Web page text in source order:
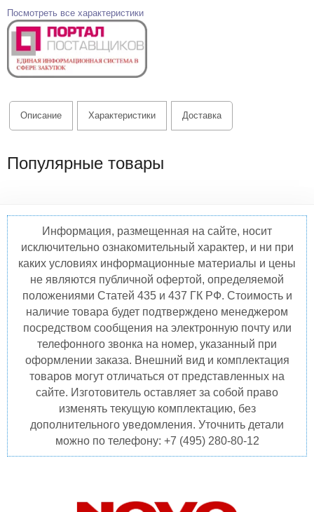
Посмотреть все характеристики
Описание Характеристики Доставка
Популярные товары
Информация, размещенная на сайте, носит
исключительно ознакомительный характер, и ни при
каких условиях информационные материалы и цены
не являются публичной офертой, определяемой
положениями Статей 435 и 437 ГК РФ. Стоимость и
наличие товара будет подтверждено менеджером
посредством сообщения на электронную почту или
телефонного звонка на номер, указанный при
оформлении заказа. Внешний вид и комплектация
товаров могут отличаться от представленных на
сайте. Изготовитель оставляет за собой право
изменять текущую комплектацию, без
дополнительного уведомления. Уточнить детали
можно по телефону: +7 (495) 280-80-12